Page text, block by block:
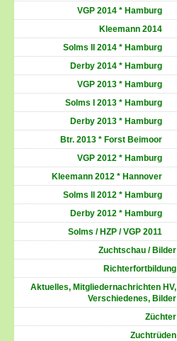
VGP 2014 * Hamburg
Kleemann 2014
Solms II 2014 * Hamburg
Derby 2014 * Hamburg
VGP 2013 * Hamburg
Solms I 2013 * Hamburg
Derby 2013 * Hamburg
Btr. 2013 * Forst Beimoor
VGP 2012 * Hamburg
Kleemann 2012 * Hannover
Solms II 2012 * Hamburg
Derby 2012 * Hamburg
Solms / HZP / VGP 2011
Zuchtschau / Bilder
Richterfortbildung
Aktuelles, Mitgliedernachrichten HV,
Verschiedenes, Bilder
Züchter
Zuchtrüden